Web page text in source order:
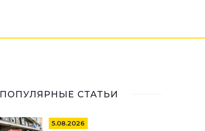
ПОПУЛЯРНЫЕ СТАТЬИ
5.08.2026